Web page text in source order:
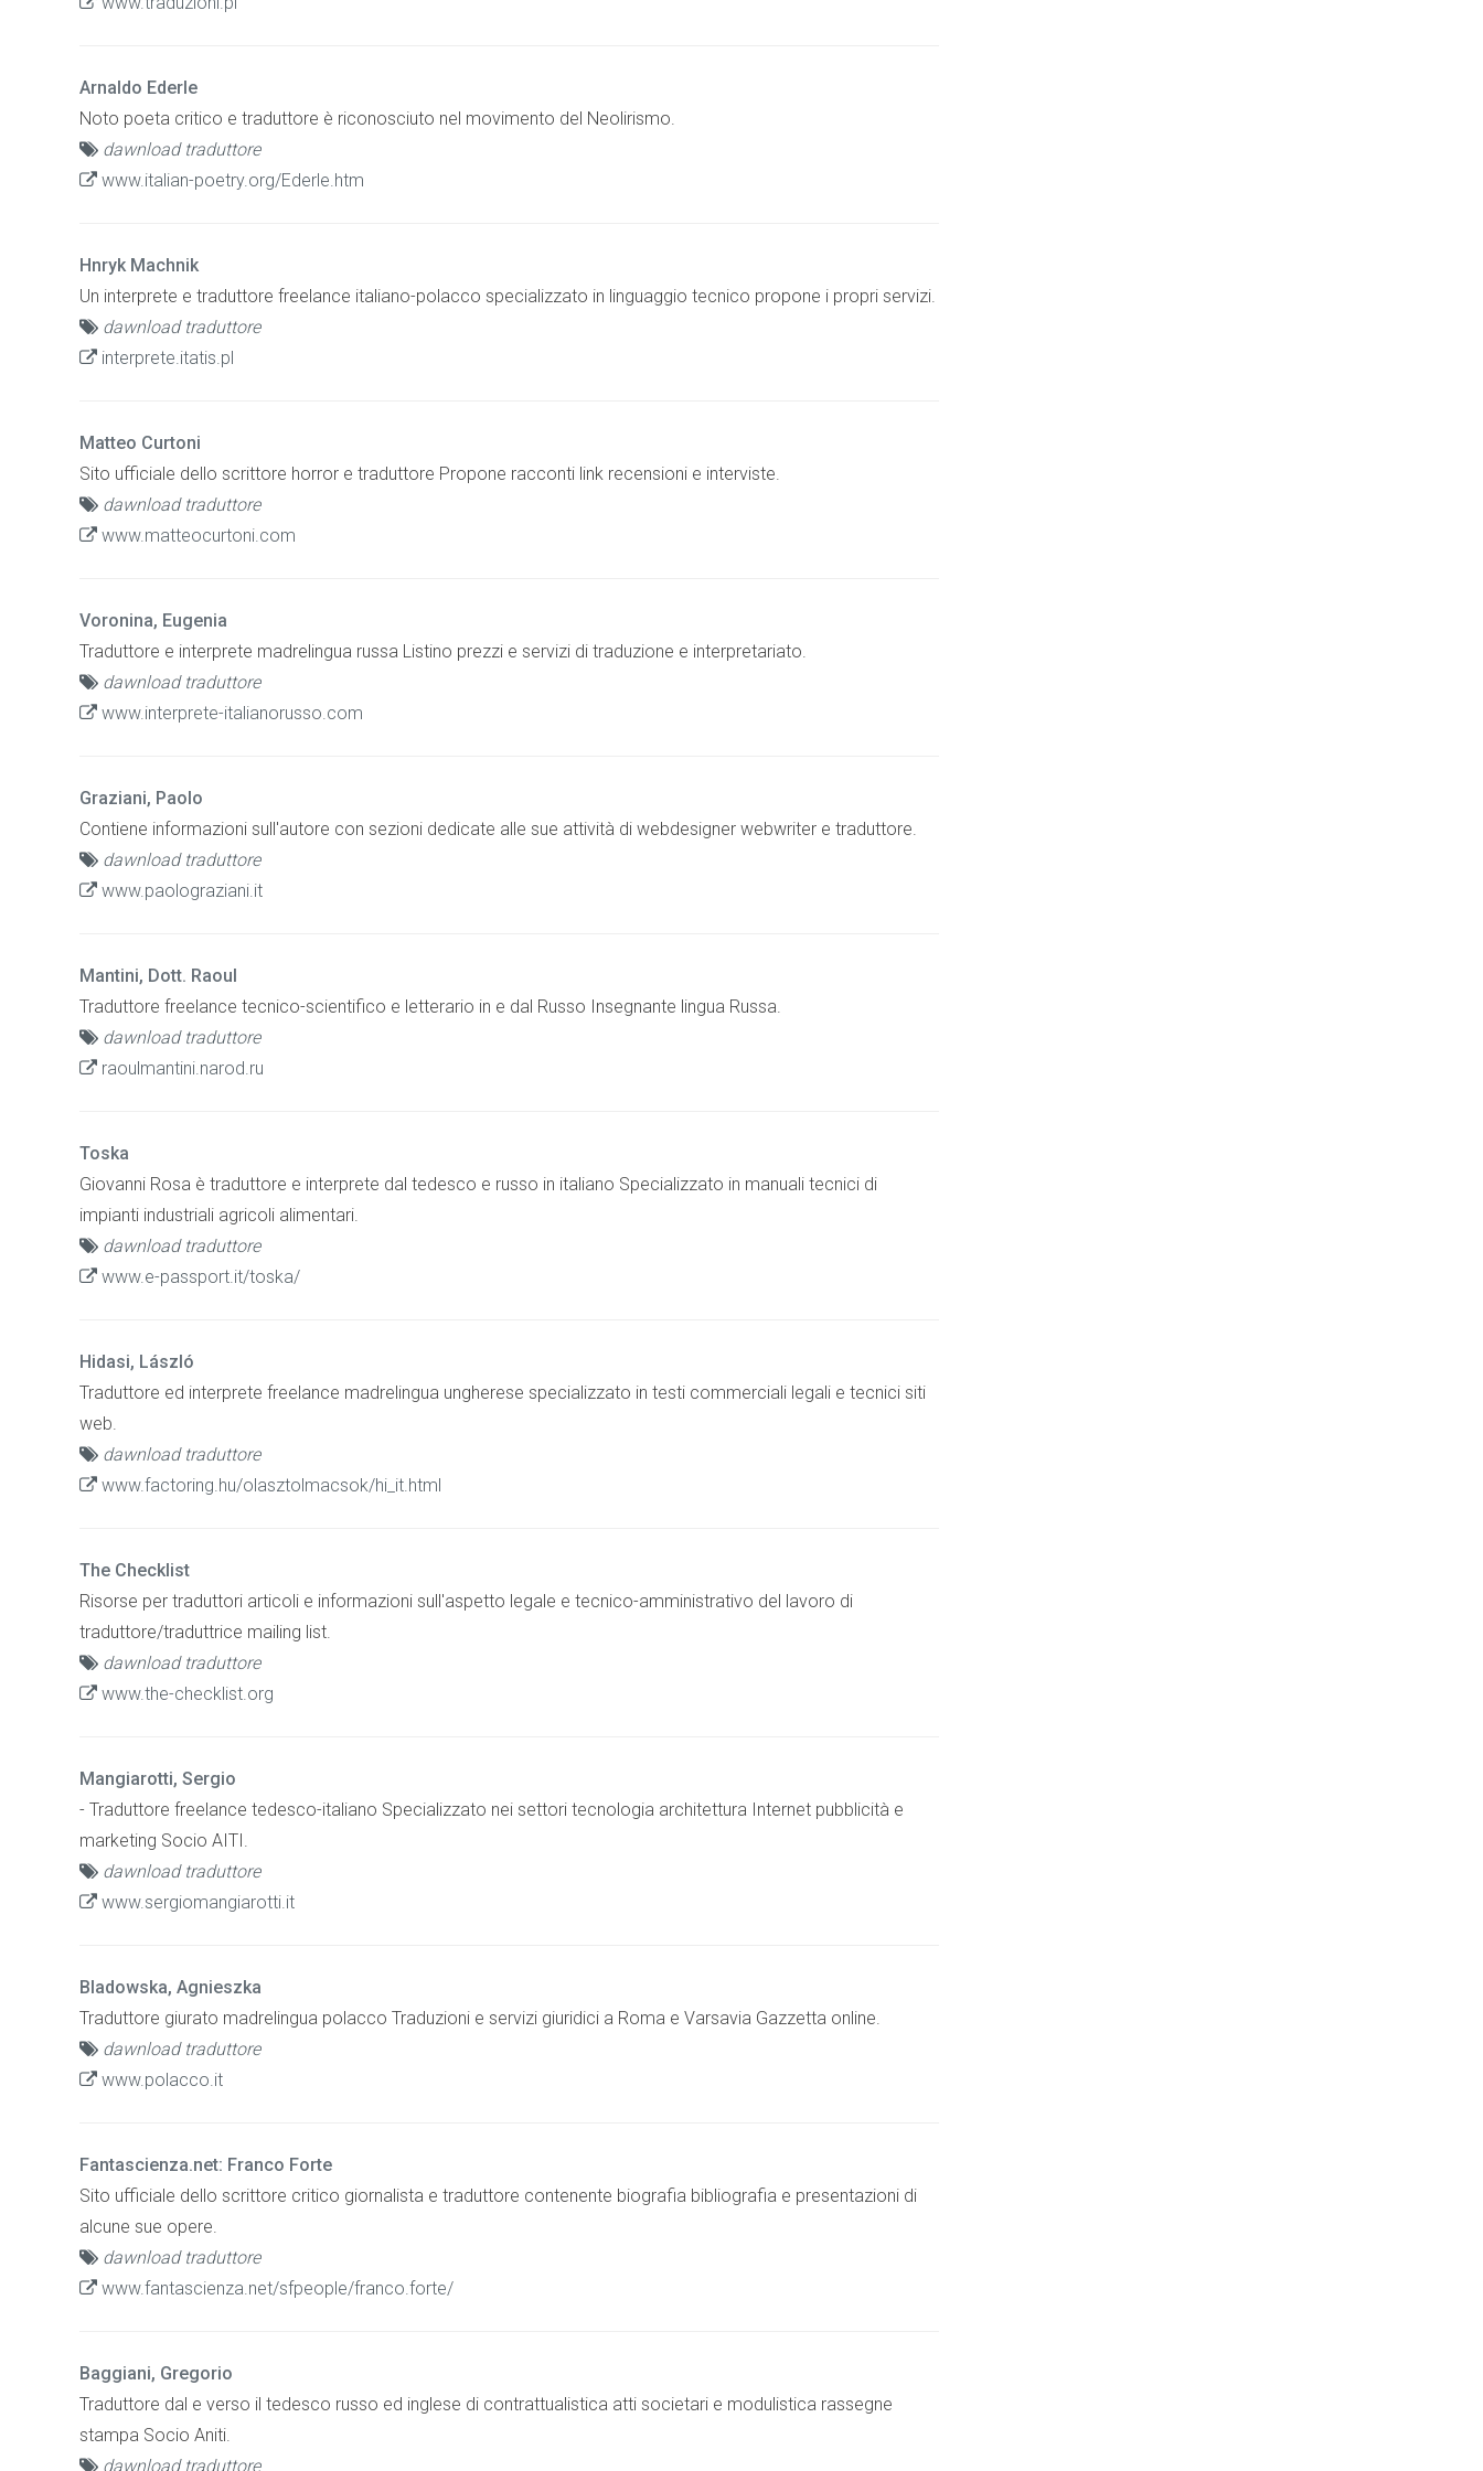
Arnaldo Ederle
Noto poeta critico e traduttore è riconosciuto nel movimento del Neolirismo.
dawnload traduttore
www.italian-poetry.org/Ederle.htm
Hnryk Machnik
Un interprete e traduttore freelance italiano-polacco specializzato in linguaggio tecnico propone i propri servizi.
dawnload traduttore
interprete.itatis.pl
Matteo Curtoni
Sito ufficiale dello scrittore horror e traduttore Propone racconti link recensioni e interviste.
dawnload traduttore
www.matteocurtoni.com
Voronina, Eugenia
Traduttore e interprete madrelingua russa Listino prezzi e servizi di traduzione e interpretariato.
dawnload traduttore
www.interprete-italianorusso.com
Graziani, Paolo
Contiene informazioni sull'autore con sezioni dedicate alle sue attività di webdesigner webwriter e traduttore.
dawnload traduttore
www.paolograziani.it
Mantini, Dott. Raoul
Traduttore freelance tecnico-scientifico e letterario in e dal Russo Insegnante lingua Russa.
dawnload traduttore
raoulmantini.narod.ru
Toska
Giovanni Rosa è traduttore e interprete dal tedesco e russo in italiano Specializzato in manuali tecnici di
impianti industriali agricoli alimentari.
dawnload traduttore
www.e-passport.it/toska/
Hidasi, László
Traduttore ed interprete freelance madrelingua ungherese specializzato in testi commerciali legali e tecnici siti
web.
dawnload traduttore
www.factoring.hu/olasztolmacsok/hi_it.html
The Checklist
Risorse per traduttori articoli e informazioni sull'aspetto legale e tecnico-amministrativo del lavoro di
traduttore/traduttrice mailing list.
dawnload traduttore
www.the-checklist.org
Mangiarotti, Sergio
- Traduttore freelance tedesco-italiano Specializzato nei settori tecnologia architettura Internet pubblicità e
marketing Socio AITI.
dawnload traduttore
www.sergiomangiarotti.it
Bladowska, Agnieszka
Traduttore giurato madrelingua polacco Traduzioni e servizi giuridici a Roma e Varsavia Gazzetta online.
dawnload traduttore
www.polacco.it
Fantascienza.net: Franco Forte
Sito ufficiale dello scrittore critico giornalista e traduttore contenente biografia bibliografia e presentazioni di
alcune sue opere.
dawnload traduttore
www.fantascienza.net/sfpeople/franco.forte/
Baggiani, Gregorio
Traduttore dal e verso il tedesco russo ed inglese di contrattualistica atti societari e modulistica rassegne
stampa Socio Aniti.
dawnload traduttore